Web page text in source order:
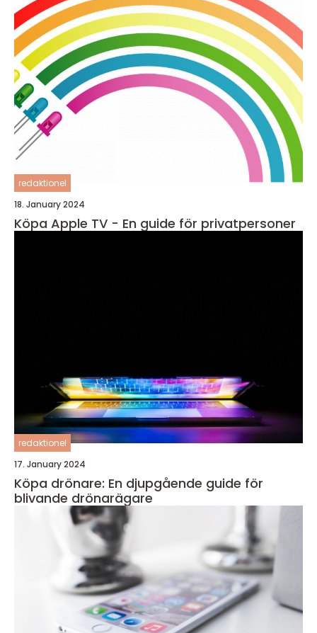
redaktionel
18. January 2024
Köpa Apple TV - En guide för privatpersoner
redaktionel
17. January 2024
Köpa drönare: En djupgående guide för
blivande drönarägare